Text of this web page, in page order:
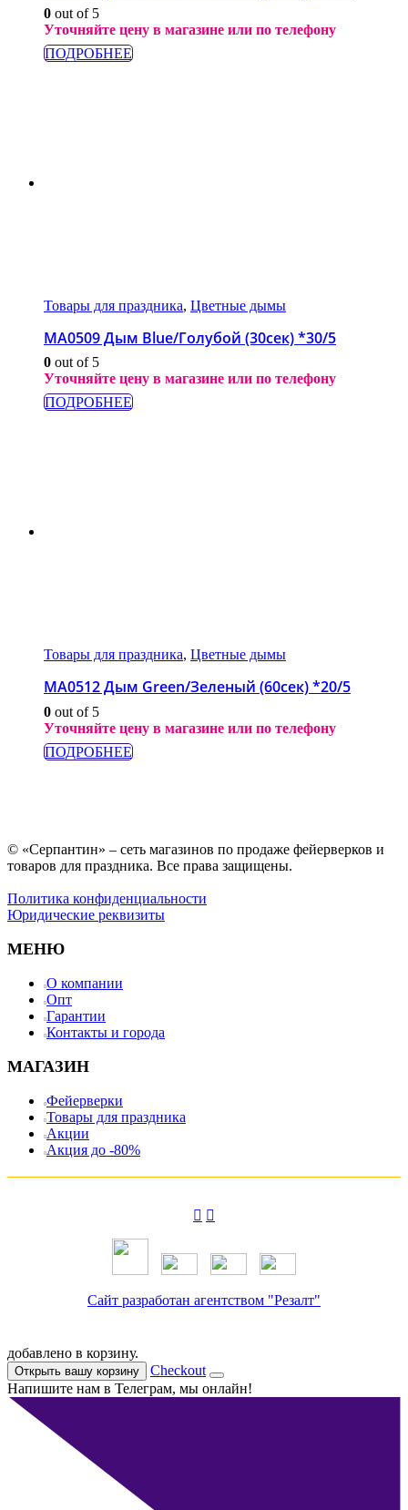
0 out of 5
Уточняйте цену в магазине или по телефону
ПОДРОБНЕЕ
Товары для праздника, Цветные дымы
МА0509 Дым Blue/Голубой (30сек) *30/5
0 out of 5
Уточняйте цену в магазине или по телефону
ПОДРОБНЕЕ
Товары для праздника, Цветные дымы
МА0512 Дым Green/Зеленый (60сек) *20/5
0 out of 5
Уточняйте цену в магазине или по телефону
ПОДРОБНЕЕ
© «Серпантин» – сеть магазинов по продаже фейерверков и
товаров для праздника. Все права защищены.
Политика конфиденциальности
Юридические реквизиты
МЕНЮ
О компании
Опт
Гарантии
Контакты и города
МАГАЗИН
Фейерверки
Товары для праздника
Акции
Акция до -80%
Сайт разработан агентством "Резалт"
добавлено в корзину.
Открыть вашу корзину
Checkout
Напишите нам в Телеграм, мы онлайн!